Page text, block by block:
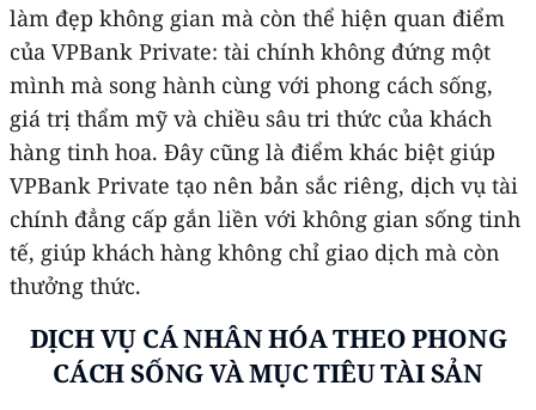
làm đẹp không gian mà còn thể hiện quan điểm
của VPBank Private: tài chính không đứng một
mình mà song hành cùng với phong cách sống,
giá trị thẩm mỹ và chiều sâu tri thức của khách
hàng tinh hoa. Đây cũng là điểm khác biệt giúp
VPBank Private tạo nên bản sắc riêng, dịch vụ tài
chính đẳng cấp gắn liền với không gian sống tinh
tế, giúp khách hàng không chỉ giao dịch mà còn
thưởng thức.
DỊCH VỤ CÁ NHÂN HÓA THEO PHONG
CÁCH SỐNG VÀ MỤC TIÊU TÀI SẢN